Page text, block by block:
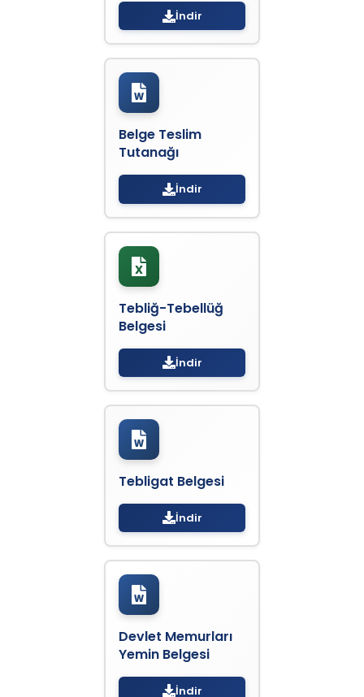
İndir
Belge Teslim
Tutanağı
İndir
Tebliğ-Tebellüğ
Belgesi
İndir
Tebligat Belgesi
İndir
Devlet Memurları
Yemin Belgesi
İndir